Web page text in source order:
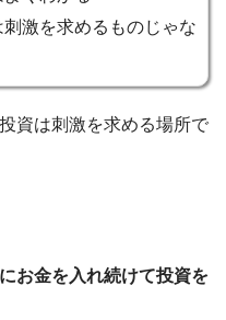
激を求めるものじゃな
資は刺激を求める場所で
お金を入れ続けて投資を